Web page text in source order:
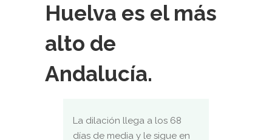
Huelva es el más
alto de
Andalucía.
La dilación llega a los 68
días de media y le sigue en